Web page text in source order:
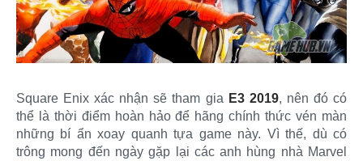
Square Enix xác nhận sẽ tham gia E3 2019, nên đó có
thể là thời điểm hoàn hảo để hãng chính thức vén màn
những bí ẩn xoay quanh tựa game này. Vì thế, dù có
trông mong đến ngày gặp lại các anh hùng nhà Marvel